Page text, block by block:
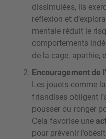
dissimulées, ils
réflexion et
mentale réduit le
comportements
de la cage, apathie,
Encouragement de
Les jouets comme
friandises obligent
pousser ou ronger
Cela favorise une
pour prévenir